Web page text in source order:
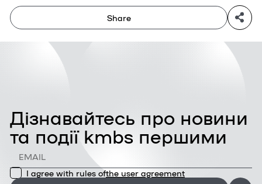
Share
Дізнавайтесь про новини
та події kmbs першими
I agree with rules ofthe user agreement